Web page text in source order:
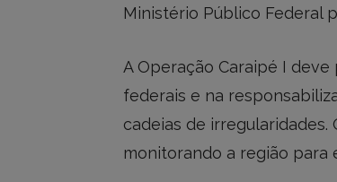
Ministério Público Federal
A Operação Caraipé I
federais e na
cadeias de irregularidades.
monitorando a região para